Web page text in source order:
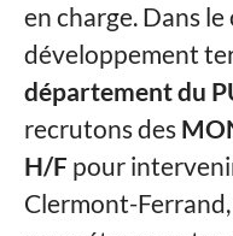
en charge. Dans
développement
département du
recrutons des
H/F pour
Clermont-